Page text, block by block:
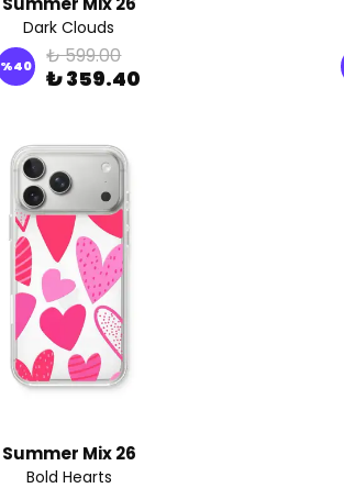
Dark Clouds
%40 ₺ 599.00
₺ 359.40
Summer Mix 26
Bold Hearts